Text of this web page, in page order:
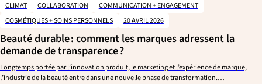
CLIMAT COLLABORATION
COMMUNICATION + ENGAGEMENT
COSMÉTIQUES + SOINS PERSONNELS
20 AVRIL 2026
Beauté durable : comment les marques adressent la
demande de transparence ?
Longtemps portée par l’innovation produit, le marketing et l’expérience de marque,
l’industrie de la beauté entre dans une nouvelle phase de transformation.…